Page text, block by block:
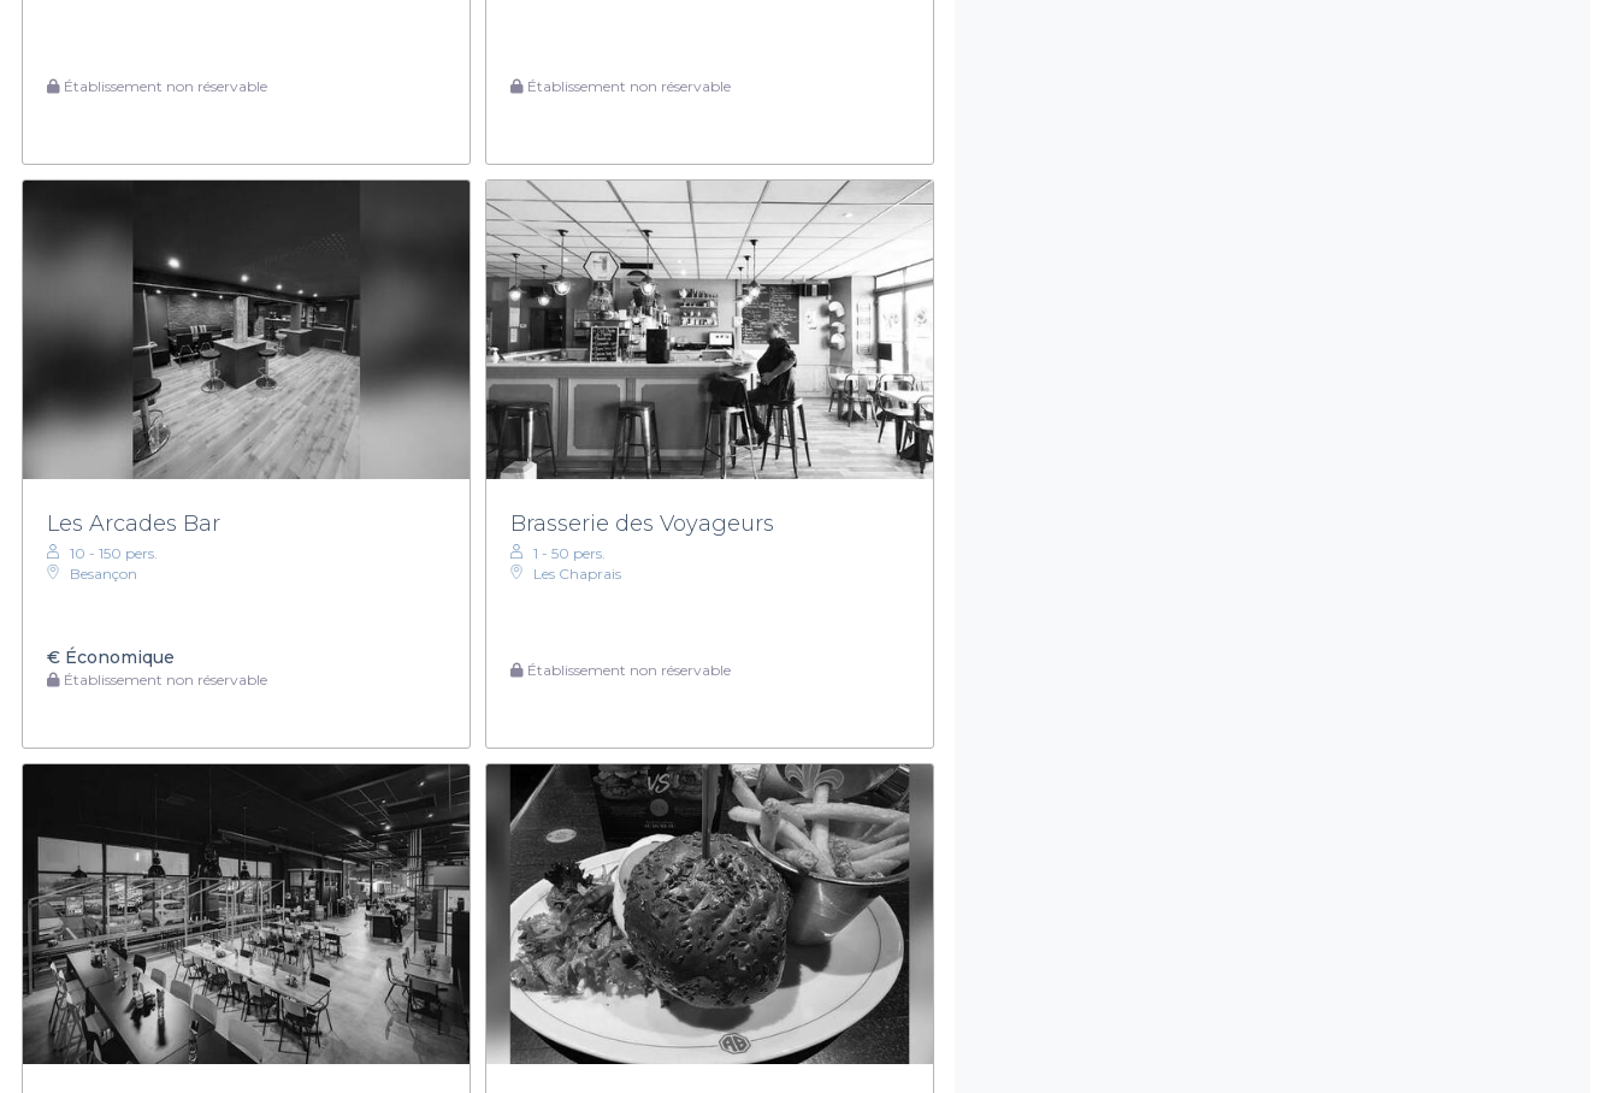
Établissement non réservable Établissement non réservable
Les Arcades Bar
10 - 150 pers.
Besançon
€ Économique
Établissement non réservable
Brasserie des Voyageurs
1 - 50 pers.
Les Chaprais
Établissement non réservable